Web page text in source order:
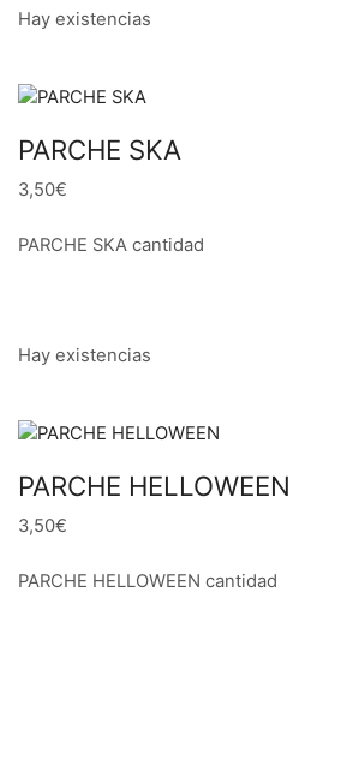
Hay existencias
PARCHE SKA
3,50€
PARCHE SKA cantidad
Hay existencias
PARCHE HELLOWEEN
3,50€
PARCHE HELLOWEEN cantidad